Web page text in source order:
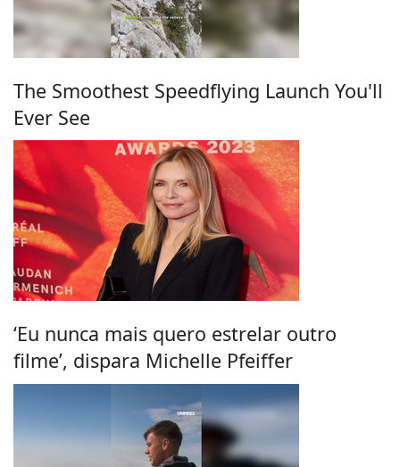
The Smoothest Speedflying Launch You'll
Ever See
‘Eu nunca mais quero estrelar outro
filme’, dispara Michelle Pfeiffer